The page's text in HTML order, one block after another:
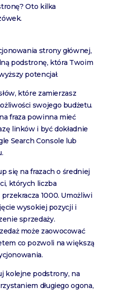
Oto kilka
strony głównej,
podstronę, która Twoim
potencjał.
które zamierzasz
swojego budżetu.
fraza powinna mieć
linków i być dokładnie
Search Console lub
się na frazach o średniej
których liczba
1000. Umożliwi
wysokiej pozycji i
sprzedaży.
może zaowocować
co pozwoli na większą
kolejne podstrony, na
długiego ogona,